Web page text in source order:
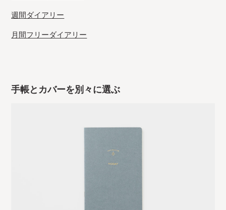
週間ダイアリー
月間フリーダイアリー
手帳とカバーを別々に選ぶ